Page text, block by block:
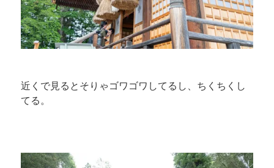
近くで見るとそりゃゴワゴワしてるし、ちくちくし
てる。